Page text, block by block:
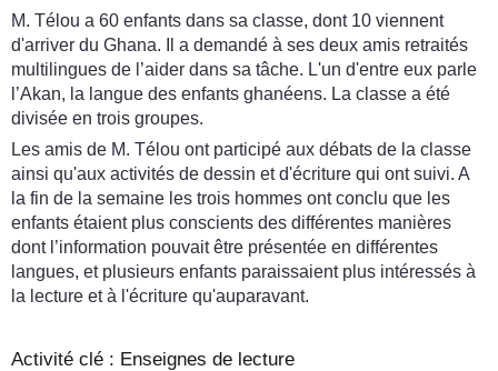
M. Télou a 60 enfants dans sa classe, dont 10 viennent
d'arriver du Ghana. Il a demandé à ses deux amis retraités
multilingues de l’aider dans sa tâche. L'un d'entre eux parle
l’Akan, la langue des enfants ghanéens. La classe a été
divisée en trois groupes.
Les amis de M. Télou ont participé aux débats de la classe
ainsi qu'aux activités de dessin et d'écriture qui ont suivi. A
la fin de la semaine les trois hommes ont conclu que les
enfants étaient plus conscients des différentes manières
dont l’information pouvait être présentée en différentes
langues, et plusieurs enfants paraissaient plus intéressés à
la lecture et à l'écriture qu'auparavant.
Activité clé : Enseignes de lecture